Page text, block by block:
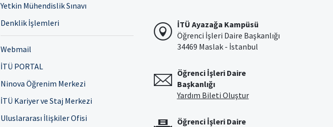
Yetkin Mühendislik Sınavı
Denklik İşlemleri
Webmail
İTÜ PORTAL
Ninova Öğrenim Merkezi
İTÜ Kariyer ve Staj Merkezi
Uluslararası İlişkiler Ofisi
İTÜ Ayazağa Kampüsü
Öğrenci İşleri Daire Başkanlığı
34469 Maslak - İstanbul
Öğrenci İşleri Daire
Başkanlığı
Yardım Bileti Oluştur
Öğrenci İşleri Daire